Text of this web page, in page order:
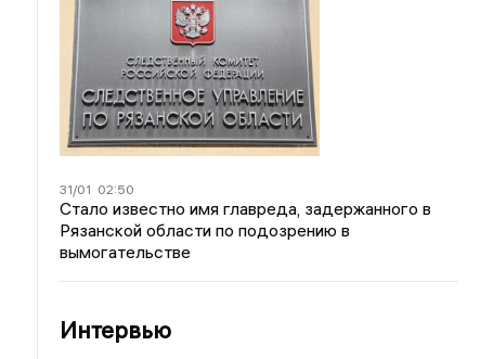
31/01 02:50
Стало известно имя главреда, задержанного в
Рязанской области по подозрению в
вымогательстве
Интервью